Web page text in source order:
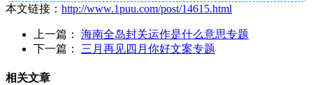
本文链接： http://www.1puu.com/post/14615.html
上一篇： 海南全岛封关运作是什么意思专题
下一篇： 三月再见四月你好文案专题
相关文章